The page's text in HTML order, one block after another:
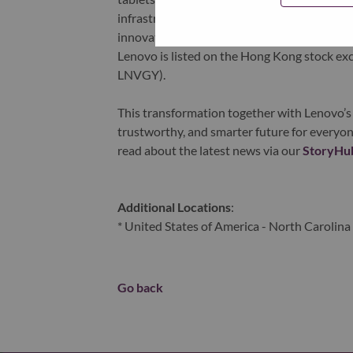
infrastructure), software, solutions, and
innovation is building a more equitable,
Lenovo is listed on the Hong Kong stock
LNVGY).
This transformation together with
trustworthy, and smarter future for
read about the latest news via our
Additional Locations:
* United States of America - North
Go back